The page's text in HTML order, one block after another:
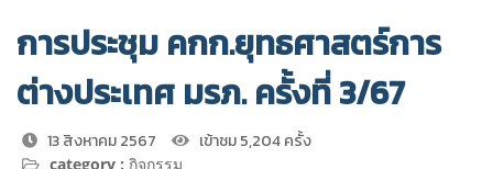
การประชุม คกก.ยุทธศาสตร์การ
ต่างประเทศ มรภ. ครั้งที่ 3/67
13 สิงหาคม 2567 เข้าชม 5,204 ครั้ง
category : กิจกรรม